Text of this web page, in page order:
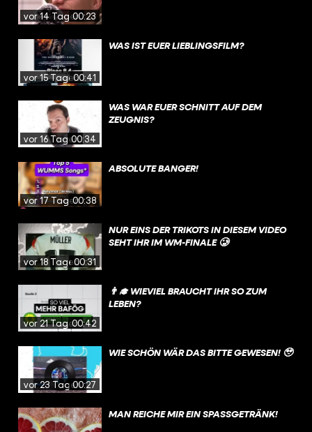
vor 14 Tagen00:23
vor 15 Tagen00:41
WAS IST EUER LIEBLINGSFILM?
vor 16 Tagen00:34
WAS WAR EUER SCHNITT AUF DEM
ZEUGNIS?
vor 17 Tagen00:38
ABSOLUTE BANGER!
vor 18 Tagen00:31
NUR EINS DER TRIKOTS IN DIESEM VIDEO
SEHT IHR IM WM-FINALE 🥲
vor 21 Tagen00:42
👨‍🎓 WIEVIEL BRAUCHT IHR SO ZUM
LEBEN?
vor 23 Tagen00:27
WIE SCHÖN WÄR DAS BITTE GEWESEN! 🥹
MAN REICHE MIR EIN SPASSGETRÄNK!